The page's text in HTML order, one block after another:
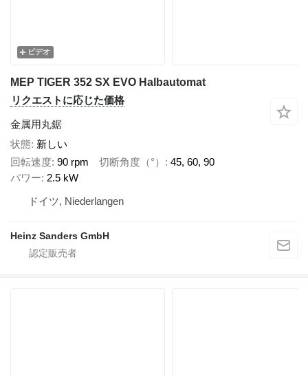
ビデオ
MEP TIGER 352 SX EVO Halbautomat
リクエストに応じた価格
金属用丸鋸
状態 新しい
回転速度 90 rpm 切断角度（°）
45, 60, 90
パワー 2.5 kW
ドイツ, Niederlangen
Heinz Sanders GmbH